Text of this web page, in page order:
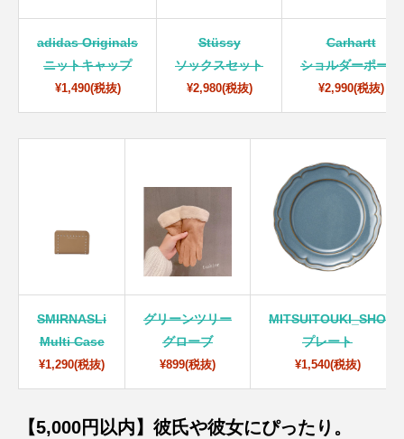
adidas Originals
ニットキャップ
¥1,490(税抜)
Stüssy
ソックスセット
¥2,980(税抜)
Carhartt
ショルダーポーチ
¥2,990(税抜)
SMIRNASLi
Multi Case
¥1,290(税抜)
グリーンツリー
グローブ
¥899(税抜)
MITSUITOUKI_SHO
プレート
¥1,540(税抜)
【5,000円以内】彼氏や彼女にぴったり。